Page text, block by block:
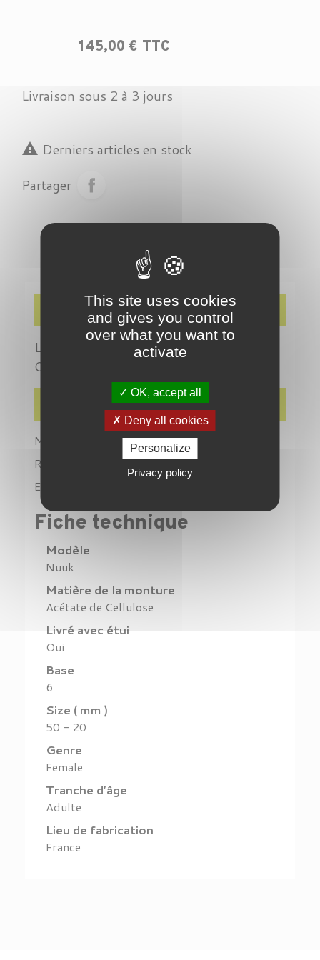
145,00 € TTC
Livraison sous 2 à 3 jours
 Derniers articles en stock
Partager
Description
Lunettes de la collection Anne et Valentin
Optique en acétate
Détails du produit
Marque
Anne & Valentin
Référence
DP3470A
En stock
Fiche technique
Modèle
Nuuk
Matière de la monture
Acétate de Cellulose
Livré avec étui
Oui
Base
6
Size ( mm )
50 - 20
Genre
Female
Tranche d’âge
Adulte
Lieu de fabrication
France
This site uses cookies
and gives you control
over what you want to
activate
OK, accept all
Deny all cookies
Personalize
Privacy policy